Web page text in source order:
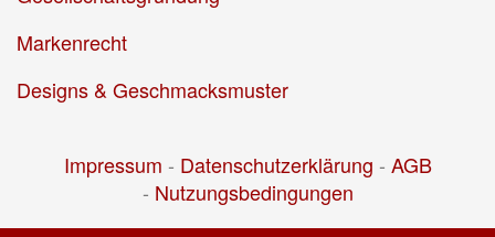
Markenrecht
Designs & Geschmacksmuster
Impressum - Datenschutzerklärung - AGB
- Nutzungsbedingungen